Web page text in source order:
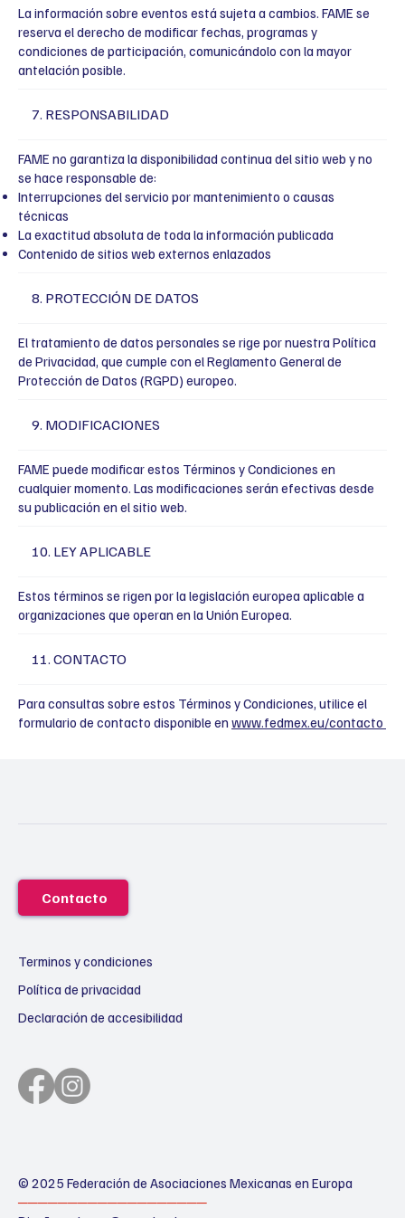
La información sobre eventos está sujeta a cambios. FAME se
reserva el derecho de modificar fechas, programas y
condiciones de participación, comunicándolo con la mayor
antelación posible.
7. RESPONSABILIDAD
FAME no garantiza la disponibilidad continua del sitio web y no
se hace responsable de:
Interrupciones del servicio por mantenimiento o causas
técnicas
La exactitud absoluta de toda la información publicada
Contenido de sitios web externos enlazados
8. PROTECCIÓN DE DATOS
El tratamiento de datos personales se rige por nuestra Política
de Privacidad, que cumple con el Reglamento General de
Protección de Datos (RGPD) europeo.
9. MODIFICACIONES
FAME puede modificar estos Términos y Condiciones en
cualquier momento. Las modificaciones serán efectivas desde
su publicación en el sitio web.
10. LEY APLICABLE
Estos términos se rigen por la legislación europea aplicable a
organizaciones que operan en la Unión Europea.
11. CONTACTO
Para consultas sobre estos Términos y Condiciones, utilice el
formulario de contacto disponible en www.fedmex.eu/contacto
Contacto
Terminos y condiciones
Política de privacidad
Declaración de accesibilidad
© 2025 Federación de Asociaciones Mexicanas en Europa
───────────────────